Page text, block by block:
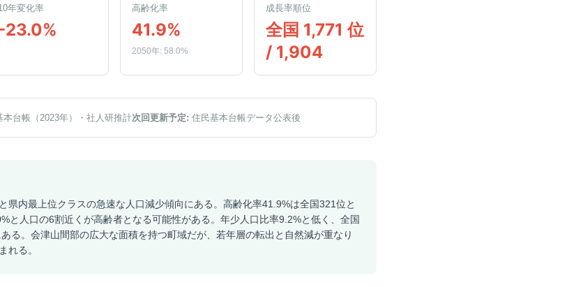
年変化率
23.0%
高齢化率
41.9%
2050年: 58.0%
成長率順位
全国 1,771 位
/ 1,904
台帳（2023年） ・社人研推計次回更新予定: 住民基本台帳データ公表後
県内最上位クラスの急速な人口減少傾向にある。高齢化率41.9%は全国321位と
と人口の6割近くが高齢者となる可能性がある。年少人口比率9.2%と低く、全国
る。会津山間部の広大な面積を持つ町域だが、若年層の転出と自然減が重なり
れる。